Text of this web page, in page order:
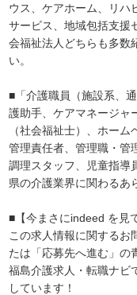
ウス、ケアホーム、リハ
サービス、地域包括支援
会福祉法人どちらも多数
い。
■「介護職員（施設系、
護助手、ケアマネージャ
（社会福祉士）、ホー
管理責任者、管理職・管
調理スタッフ、児童指導
県の介護業界に関わるあ
■【今まさにindeed を見
この求人情報に関するお
たは「応募先へ進む」の
福島介護求人・転職ナビ
しています！